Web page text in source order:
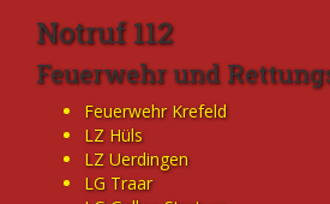
Notruf 112
Feuerwehr und
Feuerwehr Krefeld
LZ Hüls
LZ Uerdingen
LG Traar